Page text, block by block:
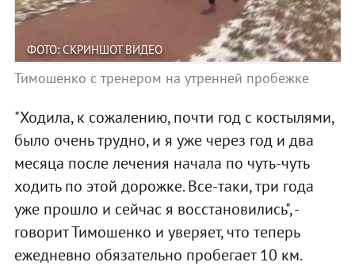
ФОТО: СКРИНШОТ ВИДЕО
Тимошенко с тренером на утренней пробежке
"Ходила, к сожалению, почти год с костылями,
было очень трудно, и я уже через год и два
месяца после лечения начала по чуть-чуть
ходить по этой дорожке. Все-таки, три года
уже прошло и сейчас я восстановились", -
говорит Тимошенко и уверяет, что теперь
ежедневно обязательно пробегает 10 км.